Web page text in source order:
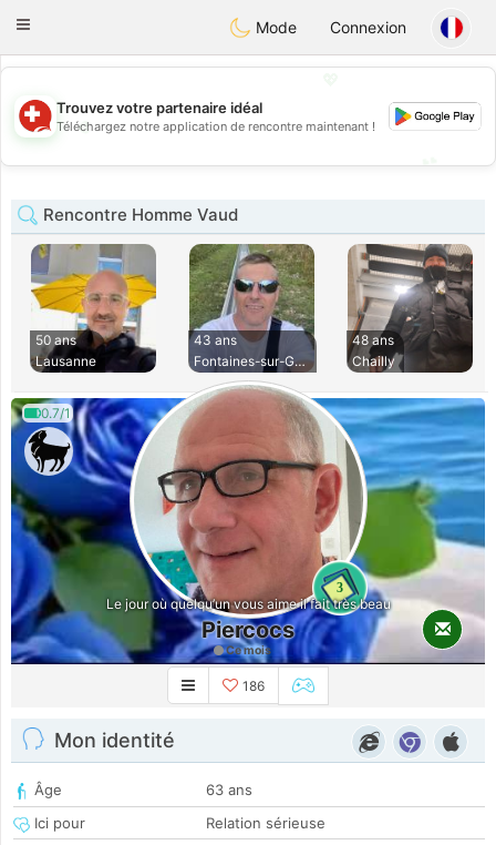
Suissi
Toggle
Mode Connexion
💖
💕
Trouvez votre partenaire idéal
Téléchargez notre application de rencontre maintenant !
Rencontre Homme Vaud
50 ans
Lausanne
43 ans
Fontaines-sur-Gran
48 ans
Chailly
0.7/1
3
Le jour où quelqu’un vous aime il fait très beau
Piercocs
Ce mois
186
Mon identité
Âge
63 ans
Ici pour
Relation sérieuse